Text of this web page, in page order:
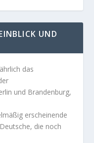
UND
das
und Brandenburg,
erscheinende
die noch